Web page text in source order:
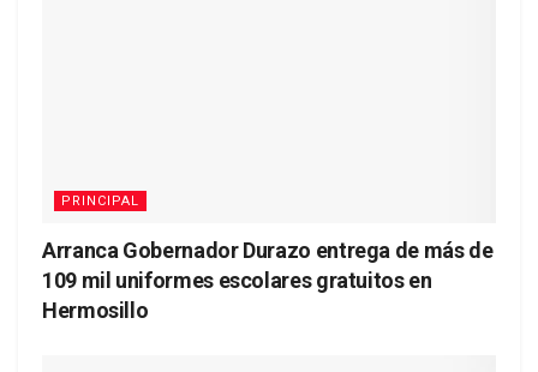
PRINCIPAL
Arranca Gobernador Durazo entrega de más de
109 mil uniformes escolares gratuitos en
Hermosillo